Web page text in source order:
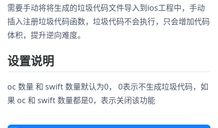
需要手动将将生成的垃圾代码文件导入到ios工程中，手动
插入注册垃圾代码函数，垃圾代码不会执行，只会增加代码
体积，提升逆向难度。
设置说明
oc 数量 和 swift 数量默认为0， 0表示不生成垃圾代码，如
果 oc 和 swift 数量都是0，表示关闭该功能